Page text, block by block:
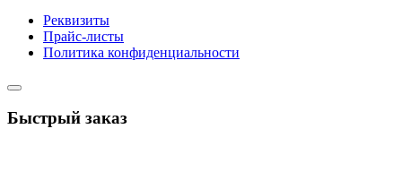
Реквизиты
Прайс-листы
Политика конфиденциальности
Быстрый заказ